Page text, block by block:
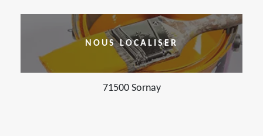
NOUS LOCALISER
71500 Sornay